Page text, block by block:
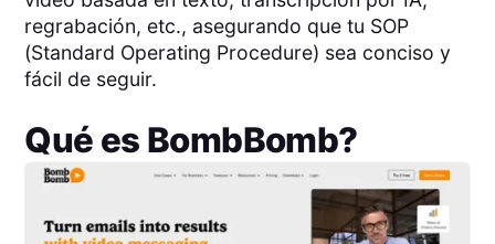
regrabación, etc., asegurando que tu SOP
(Standard Operating Procedure) sea conciso y
fácil de seguir.
Qué es BombBomb?